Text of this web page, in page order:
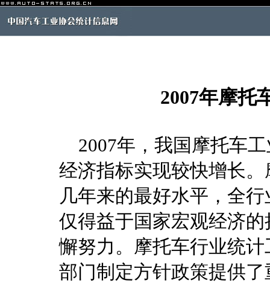
2007年摩托
2007年，我国摩托车
经济指标实现较快增长
几年来的最好水平，全
仅得益于国家宏观经济
懈努力。摩托车行业统
部门制定方针政策提供